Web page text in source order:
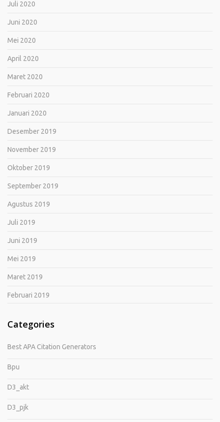
Juli 2020
Juni 2020
Mei 2020
April 2020
Maret 2020
Februari 2020
Januari 2020
Desember 2019
November 2019
Oktober 2019
September 2019
Agustus 2019
Juli 2019
Juni 2019
Mei 2019
Maret 2019
Februari 2019
Categories
Best APA Citation Generators
Bpu
D3_akt
D3_pjk